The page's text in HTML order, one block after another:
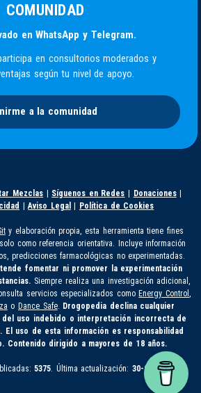
COMUNIDAD
en WhatsApp y Telegram.
en consultorios moderados y
según tu nivel de apoyo.
a la comunidad
Mezclas Síguenos en Redes Donaciones|
|Aviso Legal Política de Cookies
y elaboración propia, esta herramienta tiene fines
como referencia orientativa. Incluye información
predicciones farmacológicas no experimentadas.
fomentar ni promover la experimentación
Siempre realiza una investigación adicional,
servicios especializados como Energy Control,
o Dance Safe. Drogopedia declina cualquier
del uso indebido o interpretación incorrecta de
El uso de esta información es responsabilidad
Contenido dirigido a mayores de 18 años.
5375. Última actualización:30-07-2026.